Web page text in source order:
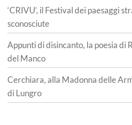
‘CRIVU’, il Festival dei paesaggi
sconosciute
Appunti di disincanto, la poesia di
del Manco
Cerchiara, alla Madonna delle
di Lungro